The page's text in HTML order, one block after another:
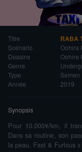
Titre RABA
Scénario
Oohira
Dessins
Oohira
Genre
Type
Seinen
Année
2019
Synopsis
Pour 10.000¥/km, il
Dans sa routine, son
la peau. Fast & Furious